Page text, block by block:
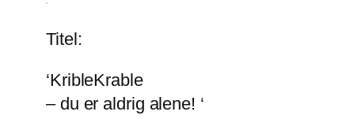
Titel:
‘KribleKrable
– du er aldrig alene! ‘